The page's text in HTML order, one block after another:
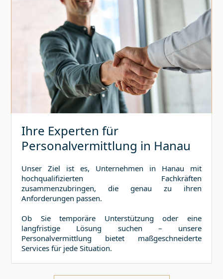
Ihre Experten für
Personalvermittlung in Hanau
Unser Ziel ist es, Unternehmen in Hanau mit
hochqualifizierten Fachkräften
zusammenzubringen, die genau zu ihren
Anforderungen passen.
Ob Sie temporäre Unterstützung oder eine
langfristige Lösung suchen – unsere
Personalvermittlung bietet maßgeschneiderte
Services für jede Situation.